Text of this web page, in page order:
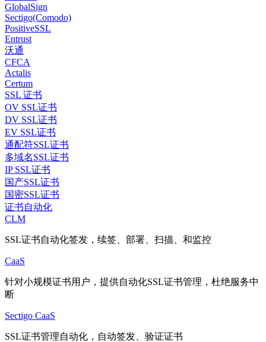
GlobalSign
Sectigo(Comodo)
PositiveSSL
Entrust
沃通
CFCA
Actalis
Certum
SSL 证书
OV SSL证书
DV SSL证书
EV SSL证书
通配符SSL证书
多域名SSL证书
IP SSL证书
国产SSL证书
国密SSL证书
证书自动化
CLM
SSL证书自动化签发，续签、部署、扫描、和监控
CaaS
针对小规模证书用户，提供自动化SSL证书管理，杜绝服务中
断
Sectigo CaaS
SSL证书管理自动化，自动签发、验证证书